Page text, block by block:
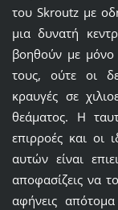
του Skroutz με
μια δυνατή
βοηθούν με μόνο
τους, ούτε οι
κραυγές σε
θεάματος. Η
επιρροές και οι
αυτών είναι
αποφασίζεις να
αφήνεις